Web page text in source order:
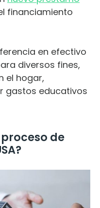
financiamiento
en efectivo
diversos fines,
el hogar,
gastos educativos
de